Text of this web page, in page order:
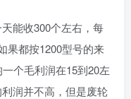
能收300个左右，每
果都按1200型号的来
个毛利润在15到20左
润并不高，但是废轮